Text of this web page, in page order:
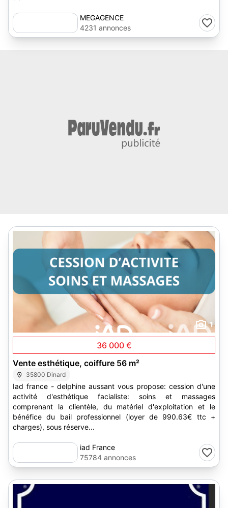
MEGAGENCE
4231 annonces
1
36 000 €
Vente esthétique, coiffure 56 m²
35800 Dinard
Iad france - delphine aussant vous propose: cession d'une
activité d'esthétique facialiste: soins et massages
comprenant la clientèle, du matériel d'exploitation et le
bénéfice du bail professionnel (loyer de 990.63€ ttc +
charges), sous réserve...
iad France
75784 annonces